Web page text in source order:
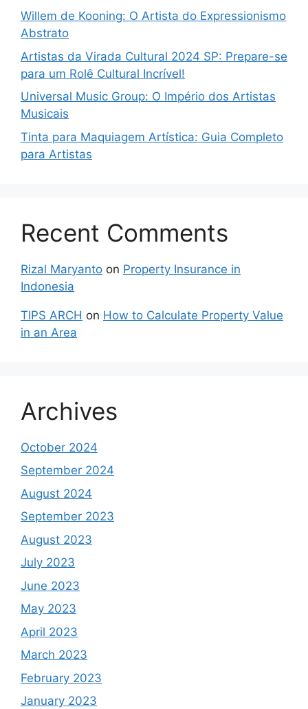
Willem de Kooning: O Artista do Expressionismo
Abstrato
Artistas da Virada Cultural 2024 SP: Prepare-se
para um Rolê Cultural Incrível!
Universal Music Group: O Império dos Artistas
Musicais
Tinta para Maquiagem Artística: Guia Completo
para Artistas
Recent Comments
Rizal Maryanto on Property Insurance in
Indonesia
TIPS ARCH on How to Calculate Property Value
in an Area
Archives
October 2024
September 2024
August 2024
September 2023
August 2023
July 2023
June 2023
May 2023
April 2023
March 2023
February 2023
January 2023